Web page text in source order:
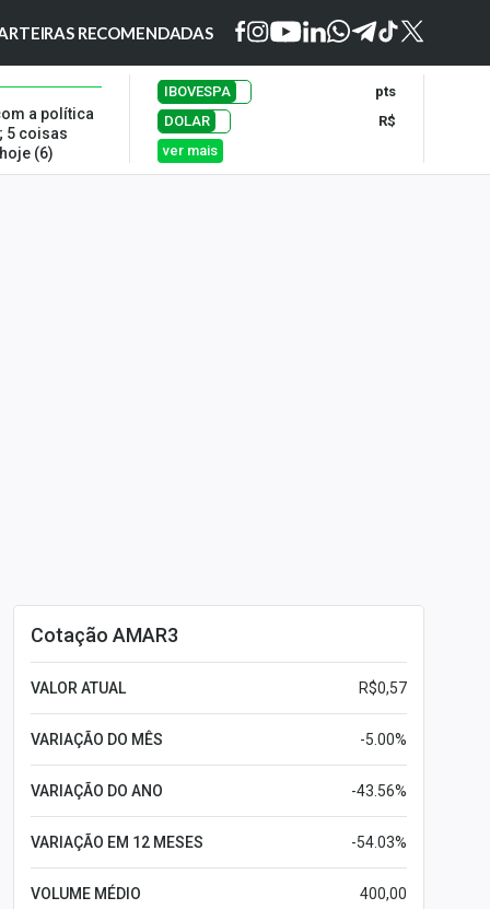
RECOMENDADAS
a política
5 coisas
(6)
IBOVESPA
pts
DOLAR
R$
ver mais
Cotação AMAR3
VALOR ATUAL R$0,57
VARIAÇÃO DO MÊS -5.00%
VARIAÇÃO DO ANO -43.56%
VARIAÇÃO EM 12 MESES -54.03%
VOLUME MÉDIO 400,00